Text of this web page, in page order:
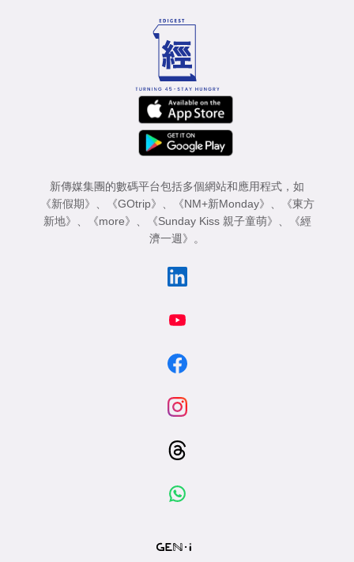
新傳媒集團的數碼平台包括多個網站和應用程式，如
《新假期》
《GOtrip》 《NM+新Monday》
《東方
新地》
《more》 《Sunday Kiss 親子童萌》
《經
濟一週》
。